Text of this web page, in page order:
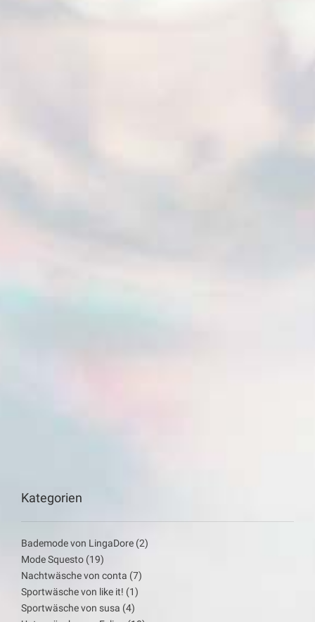
Kategorien
Bademode von LingaDore (2)
Mode Squesto (19)
Nachtwäsche von conta (7)
Sportwäsche von like it! (1)
Sportwäsche von susa (4)